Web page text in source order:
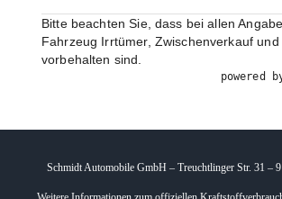
Bitte beachten Sie, dass bei allen
Fahrzeug Irrtümer, Zwischenverkauf
vorbehalten sind.
powered
Schmidt Automobile GmbH – Treuchtlinger Str. 31 –